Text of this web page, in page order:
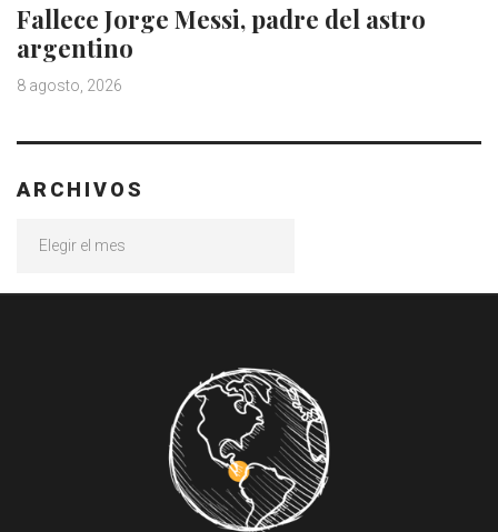
Fallece Jorge Messi, padre del astro
argentino
8 agosto, 2026
ARCHIVOS